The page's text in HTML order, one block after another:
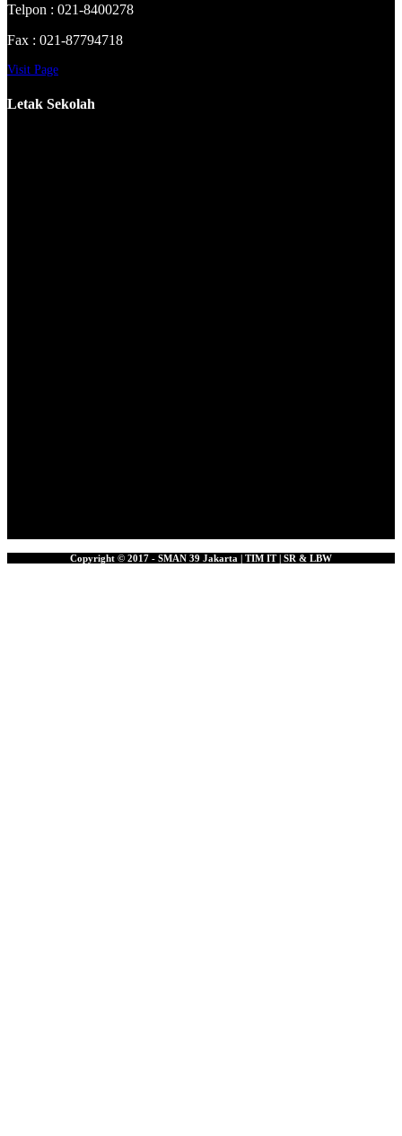
Telpon : 021-8400278
Fax : 021-87794718
Visit Page
Letak Sekolah
Copyright © 2017 - SMAN 39 Jakarta | TIM IT | SR & LBW